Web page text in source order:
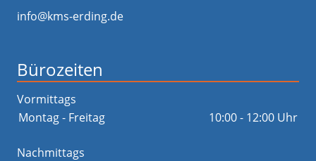
info@kms-erding.de
Bürozeiten
Vormittags
Montag - Freitag
10:00 - 12:00 Uhr
Nachmittags